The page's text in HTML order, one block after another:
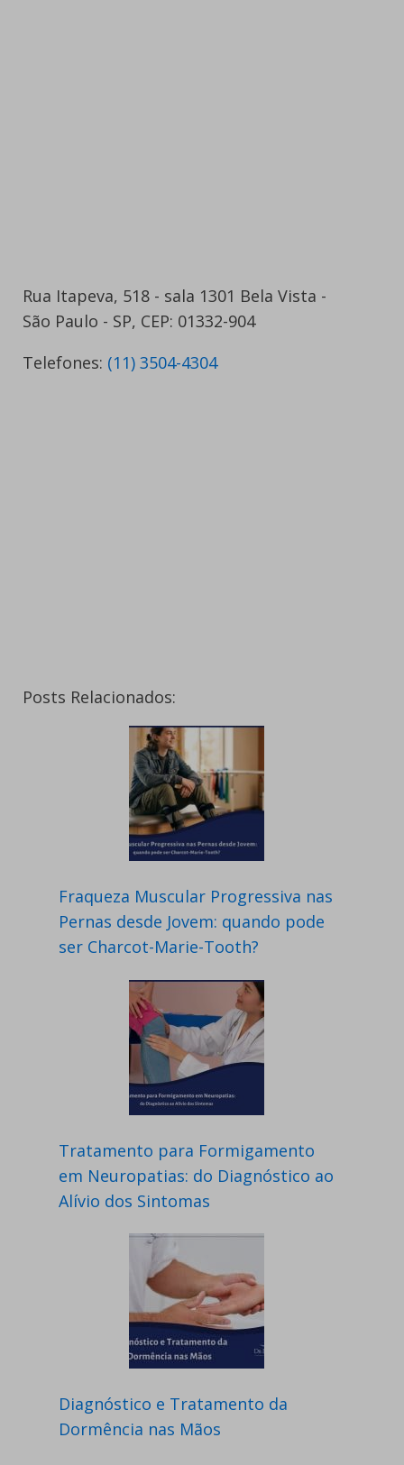
Rua Itapeva, 518 - sala 1301 Bela Vista -
São Paulo - SP, CEP: 01332-904
Telefones: (11) 3504-4304
Posts Relacionados:
Fraqueza Muscular Progressiva nas
Pernas desde Jovem: quando pode
ser Charcot-Marie-Tooth?
Tratamento para Formigamento
em Neuropatias: do Diagnóstico ao
Alívio dos Sintomas
Diagnóstico e Tratamento da
Dormência nas Mãos